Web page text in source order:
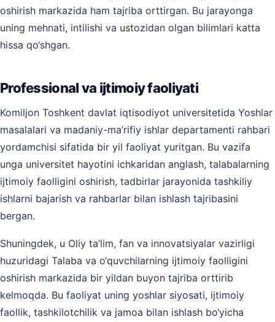
oshirish markazida ham tajriba orttirgan. Bu jarayonga
uning mehnati, intilishi va ustozidan olgan bilimlari katta
hissa qo‘shgan.
Professional va ijtimoiy faoliyati
Komiljon Toshkent davlat iqtisodiyot universitetida Yoshlar
masalalari va madaniy-ma’rifiy ishlar departamenti rahbari
yordamchisi sifatida bir yil faoliyat yuritgan. Bu vazifa
unga universitet hayotini ichkaridan anglash, talabalarning
ijtimoiy faolligini oshirish, tadbirlar jarayonida tashkiliy
ishlarni bajarish va rahbarlar bilan ishlash tajribasini
bergan.
Shuningdek, u Oliy ta’lim, fan va innovatsiyalar vazirligi
huzuridagi Talaba va o‘quvchilarning ijtimoiy faolligini
oshirish markazida bir yildan buyon tajriba orttirib
kelmoqda. Bu faoliyat uning yoshlar siyosati, ijtimoiy
faollik, tashkilotchilik va jamoa bilan ishlash bo‘yicha